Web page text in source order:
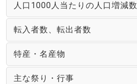
人口1000人当たりの人口増減数
転入者数、転出者数
特産・名産物
主な祭り・行事